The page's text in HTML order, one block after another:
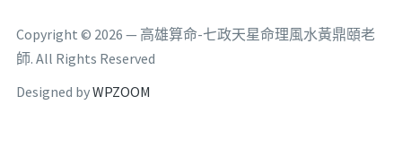
Copyright © 2026 — 高雄算命-七政天星命理風水黃鼎頤老
師. All Rights Reserved
Designed byWPZOOM